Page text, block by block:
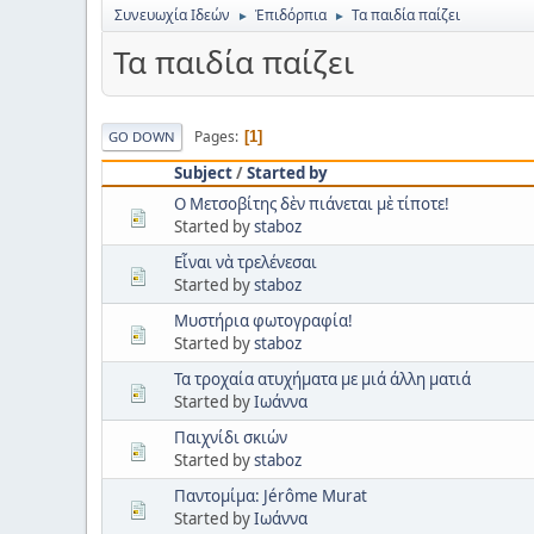
Συνευωχία Ιδεών ► Ἐπιδόρπια ► Τα παιδία παίζει
Τα παιδία παίζει
GO DOWN Pages 1
Subject/Started by
Ο Μετσοβίτης δὲν πιάνεται μὲ τίποτε!
Started bystaboz
Εἶναι νὰ τρελένεσαι
Started bystaboz
Μυστήρια φωτογραφία!
Started bystaboz
Τα τροχαία ατυχήματα με μιά άλλη ματιά
Started byΙωάννα
Παιχνίδι σκιών
Started bystaboz
Παντομίμα: Jérôme Murat
Started byΙωάννα